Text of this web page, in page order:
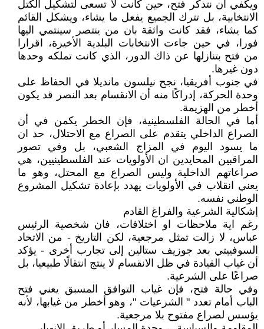
ويكفي ان نتذكر فتح، حين كانت لا تسعى لتشكيل الكتل
الانتخابية، بل تترك الجميع يفعل ما يشاء، ويشكل القائم
كما يشاء، فقد كانت واثقة بان من ينتصر سينتمي اليها
فورا، في حين جاءت الانتخابات البلدية الأخيرة، اقرارا
من فتح بتنازلها عن ذاك الدور، الذي كانت تملكه وحدها
دون غيرها.
في جنوب أفريقيا، نجح نيلسون مانديلا في الحفاظ على
وحدة الحركة، إدراكًا منه أن الانقسام بعد النصر قد يكون
أخطر من الهزيمة.
أما في الحالة الفلسطينية، فإن الخطر يكمن في أن
الصراع الداخلي يتقدم على الصراع مع الاحتلال، حد ان
ما يسود اليوم في المزاج الشعبي، بل وفي تصور
المراقبين المحايدين ان الأولويات عند الفلسطينيين، هي
صراعاتهم الداخلية وليس الصراع مع المحتل، وهو ما
يعني انقلاب في الأولويات يهدد بإعادة تشكيل المشروع
الوطني نفسه.
إشكالية الشرعية والفراغ القادم
رغم اية ملاحظات او اختلافات، فان شخصية الرئيس
عباس، لا زالت تمثل مرجعية، لكن التاريخ - من الاتحاد
السوفييتي بعد جوزيف ستالين إلى تجارب أخرى - يؤكد
أن غياب القيادة في ظل الانقسام لا ينتج انتقالًا طبيعيا، بل
صراعًا على الشرعية.
وفي حالة فتح، فإن غياب التوافق المسبق يعني فتح
الباب أمام تعدد " الشرعيات "، وهو أخطر من غيابها، لأنه
يؤسس لصراع مفتوح بلا مرجعية.